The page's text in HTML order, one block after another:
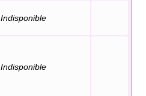
Indisponible
Indisponible